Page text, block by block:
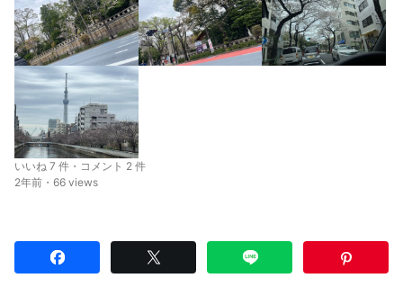
いいね 7 件・コメント 2 件
2年前・66 views